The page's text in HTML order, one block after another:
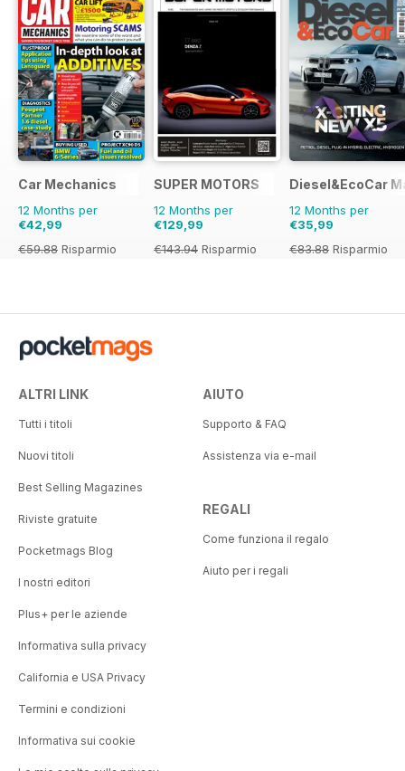
Car Mechanics
12 Months per
€42,99
€59.88 Risparmio
SUPER MOTORS
12 Months per
€129,99
€143.94 Risparmio
Diesel&EcoCar
12 Months per
€35,99
€83.88 Risparmio
ALTRI LINK
Tutti i titoli
Nuovi titoli
Best Selling Magazines
Riviste gratuite
Pocketmags Blog
I nostri editori
Plus+ per le aziende
Informativa sulla privacy
California e USA Privacy
Termini e condizioni
Informativa sui cookie
AIUTO
Supporto & FAQ
Assistenza via e-mail
REGALI
Come funziona il regalo
Aiuto per i regali